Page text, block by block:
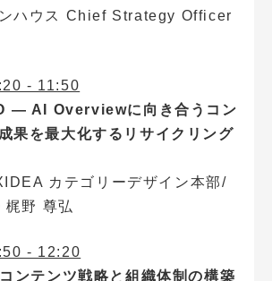
ハウス Chief Strategy Officer
- 11:50
― AI Overviewに向き合うコン
果を最大化するリサイクリング
カテゴリーデザイン本部/
梶野 尊弘
- 12:20
ンテンツ戦略と組織体制の構築